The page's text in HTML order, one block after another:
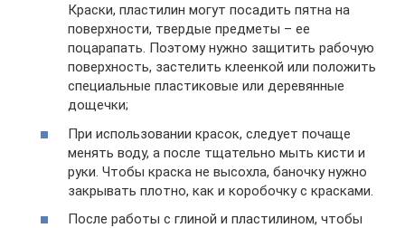
Краски, пластилин могут посадить пятна на
поверхности, твердые предметы – ее
поцарапать. Поэтому нужно защитить рабочую
поверхность, застелить клеенкой или положить
специальные пластиковые или деревянные
дощечки;
При использовании красок, следует почаще
менять воду, а после тщательно мыть кисти и
руки. Чтобы краска не высохла, баночку нужно
закрывать плотно, как и коробочку с красками.
После работы с глиной и пластилином, чтобы